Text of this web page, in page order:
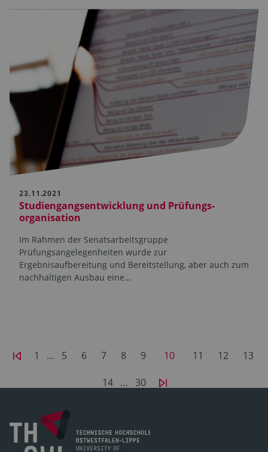
23.11.2021
Studiengangsentwicklung und Prüfungs­
organisation
Im Rahmen der Senatsarbeitsgruppe
Prüfungsangelegenheiten wurde zur
Ergebnisaufbereitung und Bereit­stellung, aber auch zum
nachhaltigen Ausbau eine…
1 … 5 6 7 8 9 10 11 12 13
14 … 30